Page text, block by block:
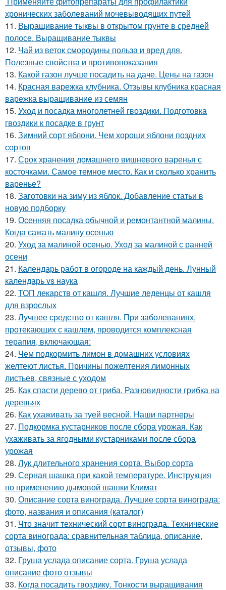
хронических заболеваний мочевыводящих путей
11. Выращивание тыквы в открытом грунте в средней
полосе. Выращивание тыквы
12. Чай из веток смородины польза и вред для.
Полезные свойства и противопоказания
13. Какой газон лучше посадить на даче. Цены на газон
14. Красная варежка клубника. Отзывы клубника красная
варежка выращивание из семян
15. Уход и посадка многолетней гвоздики. Подготовка
гвоздики к посадке в грунт
16. Зимний сорт яблони. Чем хороши яблони поздних
сортов
17. Срок хранения домашнего вишневого варенья с
косточками. Самое темное место. Как и сколько хранить
варенье?
18. Заготовки на зиму из яблок. Добавление статьи в
новую подборку
19. Осенняя посадка обычной и ремонтантной малины.
Когда сажать малину осенью
20. Уход за малиной осенью. Уход за малиной с ранней
осени
21. Календарь работ в огороде на каждый день. Лунный
календарь vs наука
22. ТОП лекарств от кашля. Лучшие леденцы от кашля
для взрослых
23. Лучшее средство от кашля. При заболеваниях,
протекающих с кашлем, проводится комплексная
терапия, включающая:
24. Чем подкормить лимон в домашних условиях
желтеют листья. Причины пожелтения лимонных
листьев, связные с уходом
25. Как спасти дерево от гриба. Разновидности грибка на
деревьях
26. Как ухаживать за туей весной. Наши партнеры
27. Подкормка кустарников после сбора урожая. Как
ухаживать за ягодными кустарниками после сбора
урожая
28. Лук длительного хранения сорта. Выбор сорта
29. Серная шашка при какой температуре. Инструкция
по применению дымовой шашки Климат
30. Описание сорта винограда. Лучшие сорта винограда:
фото, названия и описания (каталог)
31. Что значит технический сорт винограда. Технические
сорта винограда: сравнительная таблица, описание,
отзывы, фото
32. Груша услада описание сорта. Груша услада
описание фото отзывы
33. Когда посадить гвоздику. Тонкости выращивания